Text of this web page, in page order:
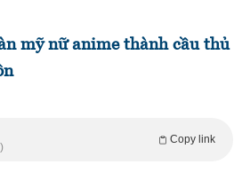
mỹ nữ anime thành cầu thủ
Copy link